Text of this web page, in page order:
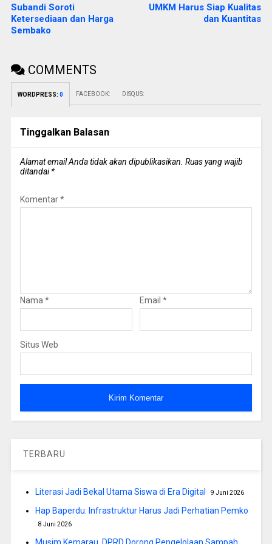
Subandi Soroti
Ketersediaan dan Harga
Sembako
UMKM Harus Siap Kualitas
dan Kuantitas
COMMENTS
WORDPRESS: 0 FACEBOOK: DISQUS:
Tinggalkan Balasan
Alamat email Anda tidak akan dipublikasikan. Ruas yang wajib
ditandai*
Komentar*
Nama * Email *
Situs Web
TERBARU
Literasi Jadi Bekal Utama Siswa di Era Digital 9 Juni 2026
Hap Baperdu: Infrastruktur Harus Jadi Perhatian Pemko
8 Juni 2026